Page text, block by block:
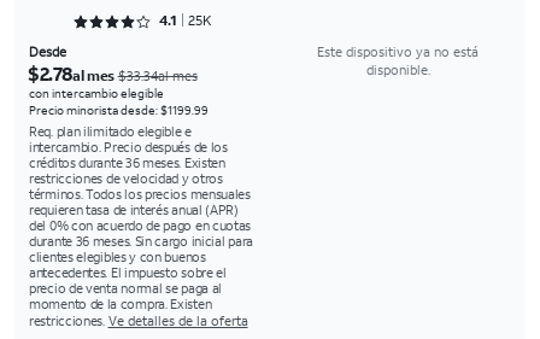
Rated 4.1322 out of 5
4.1 25K
Desde
$2.78al mes$33.34al mes
con intercambio elegible
Precio minorista desde: $1199.99
Req. plan ilimitado elegible e
intercambio. Precio después de los
créditos durante 36 meses. Existen
restricciones de velocidad y otros
términos. Todos los precios mensuales
requieren tasa de interés anual (APR)
del 0% con acuerdo de pago en cuotas
durante 36 meses. Sin cargo inicial para
clientes elegibles y con buenos
antecedentes. El impuesto sobre el
precio de venta normal se paga al
momento de la compra. Existen
restricciones. Ve detalles de la oferta
Este dispositivo ya no está
disponible.